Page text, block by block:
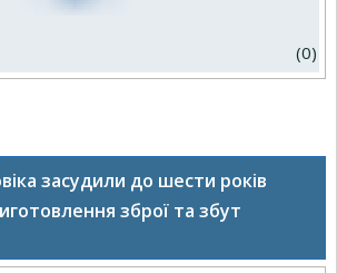
(0)
засудили до шести років
зброї та збут